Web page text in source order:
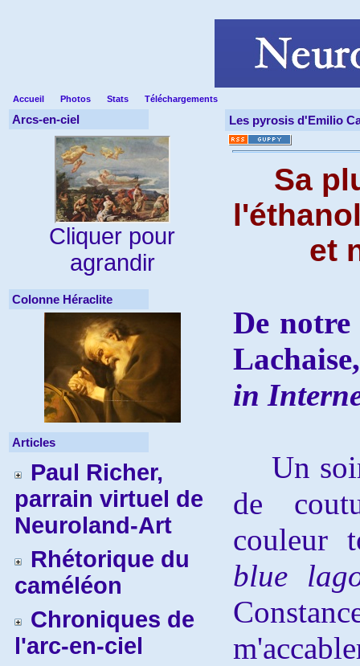
Accueil Photos Stats Téléchargements
Arcs-en-ciel
Cliquer pour
agrandir
Colonne Héraclite
Articles
Paul Richer,
parrain virtuel de
Neuroland-Art
Rhétorique du
caméléon
Chroniques de
l'arc-en-ciel
Les pyrosis d'Emilio
Sa
et
De notre
in
Un soir
de
couleur
blue